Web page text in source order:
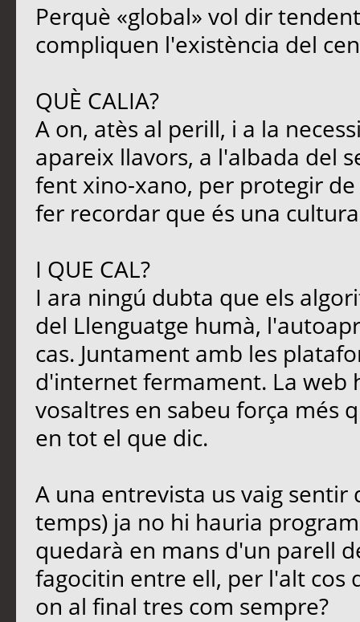
Perquè «global» vol dir
compliquen l'existència del
QUÈ CALIA?
A on, atès al perill, i a la
apareix llavors, a l'albada del
fent xino-xano, per protegir
fer recordar que és una
I QUE CAL?
I ara ningú dubta que els
del Llenguatge humà,
cas. Juntament amb les
d'internet fermament. La web
vosaltres en sabeu força més
en tot el que dic.
A una entrevista us vaig
temps) ja no hi hauria
quedarà en mans d'un parell
fagocitin entre ell, per l'alt cos
on al final tres com sempre?